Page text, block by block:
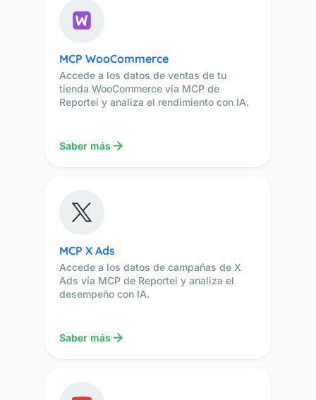
MCP WooCommerce
Accede a los datos de ventas de tu
tienda WooCommerce vía MCP de
Reportei y analiza el rendimiento con IA.
Saber más
MCP X Ads
Accede a los datos de campañas de X
Ads vía MCP de Reportei y analiza el
desempeño con IA.
Saber más